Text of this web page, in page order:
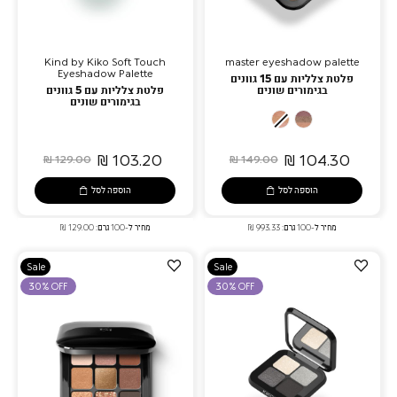
master eyeshadow palette
פלטת צלליות עם 15 גוונים
בגימורים שונים
01
Of
Show
02
Of
104.30 ₪
149.00 ₪
הוספה לסל
מחיר ל-100 גרם: 993.33 ₪
Kind by Kiko Soft Touch
Eyeshadow Palette
פלטת צלליות עם 5 גוונים
בגימורים שונים
103.20 ₪
129.00 ₪
הוספה לסל
מחיר ל-100 גרם: 129.00 ₪
הוספה
Sale
30% OFF
הוספה
Sale
30% OFF